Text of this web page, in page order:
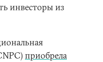
инвесторы из
приобрела